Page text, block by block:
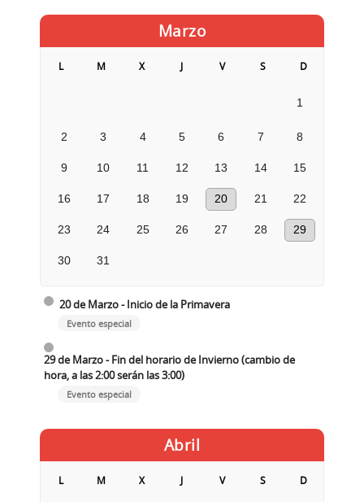
Marzo
L M X J V S D
1
2 3 4 5 6 7 8
9 10 11 12 13 14 15
16 17 18 19 20 21 22
23 24 25 26 27 28 29
30 31
20 de Marzo - Inicio de la Primavera
Evento especial
29 de Marzo - Fin del horario de Invierno (cambio de
hora, a las 2:00 serán las 3:00)
Evento especial
Abril
L M X J V S D